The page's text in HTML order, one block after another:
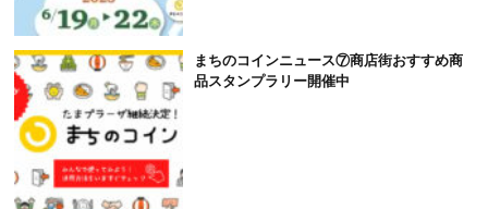
まちのコインニュース⑦商店街おすすめ商
品スタンプラリー開催中